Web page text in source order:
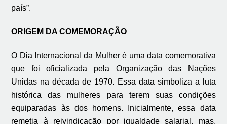
país”.
ORIGEM DA COMEMORAÇÃO
O Dia Internacional da Mulher é uma data comemorativa
que foi oficializada pela Organização das Nações
Unidas na década de 1970. Essa data simboliza a
luta
histórica das mulheres
para terem suas condições
equiparadas às dos homens. Inicialmente, essa data
remetia à reivindicação por igualdade salarial, mas,